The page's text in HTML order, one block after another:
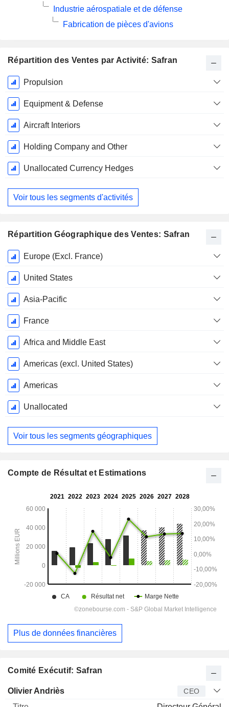
Répartition des Ventes par Activité: Safran
Période
Fiscale:
Décembre
Propulsion
Equipment & Defense
Aircraft Interiors
Holding Company and Other
Unallocated Currency Hedges
Voir tous les segments d'activités
Répartition Géographique des Ventes: Safran
Période
Fiscale:
Décembre
Europe (Excl. France)
United States
Asia-Pacific
France
Africa and Middle East
Americas (excl. United States)
Americas
Unallocated
Voir tous les segments géographiques
Comité Exécutif: Safran
Dirigeant Titre
Olivier Andriès CEO
Industrie aérospatiale et de défense
Fabrication de pièces d'avions
Compte de Résultat et Estimations
Plus de données financières